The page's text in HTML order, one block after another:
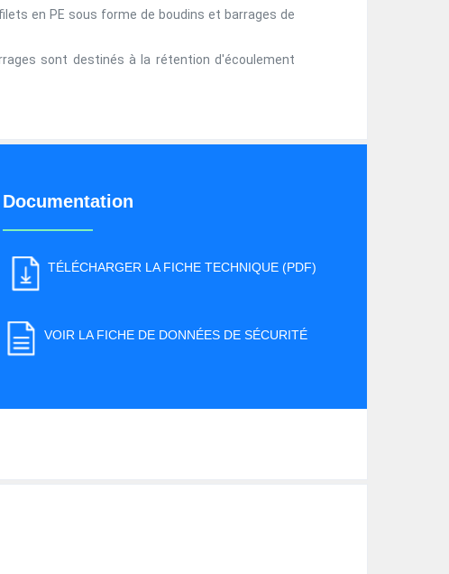
en PE sous forme de boudins et barrages de
sont destinés à la rétention d'écoulement
Documentation
TÉLÉCHARGER LA FICHE TECHNIQUE (PDF)
VOIR LA FICHE DE DONNÉES DE SÉCURITÉ